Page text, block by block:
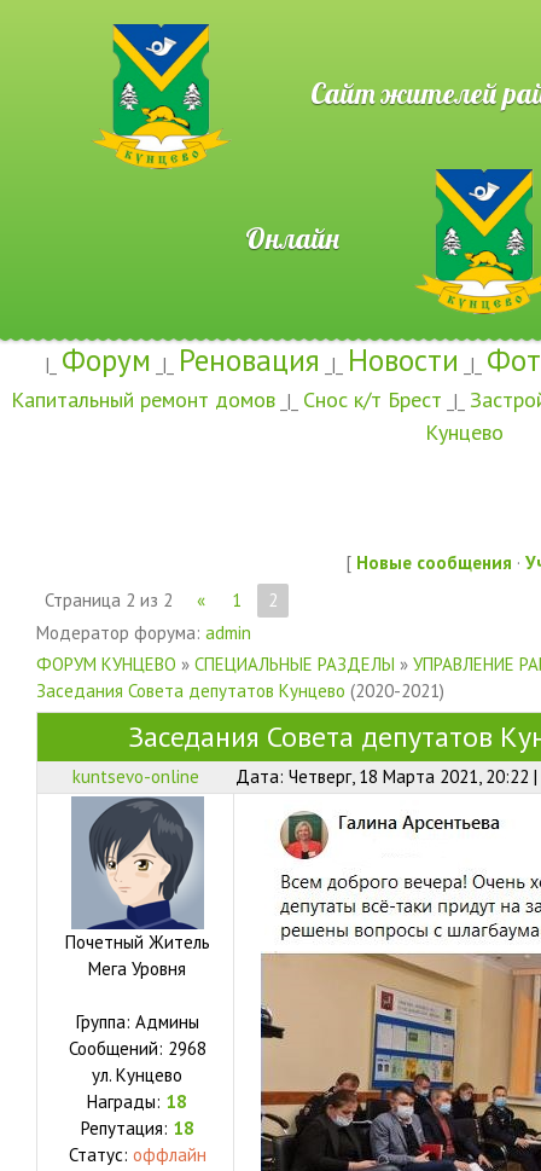
Сайт жителей
Онлайн
|_ Форум _|_ Реновация _|_ Новости _|_
Капитальный ремонт домов _|_ Снос к/т Брест _|_
Кунцево
[ Новые сообщения ·
Страница 2 из 2 « 1
2
Модератор форума: admin
ФОРУМ КУНЦЕВО » СПЕЦИАЛЬНЫЕ РАЗДЕЛЫ » УПРАВЛЕНИЕ
Заседания Совета депутатов Кунцево (2020-2021)
Заседания Совета депутатов
kuntsevo-online Дата: Четверг, 18 Марта 2021, 20:22
Почетный Житель
Мега Уровня
Группа: Админы
Сообщений: 2968
ул. Кунцево
Награды: 18
Репутация: 18
Статус: оффлайн